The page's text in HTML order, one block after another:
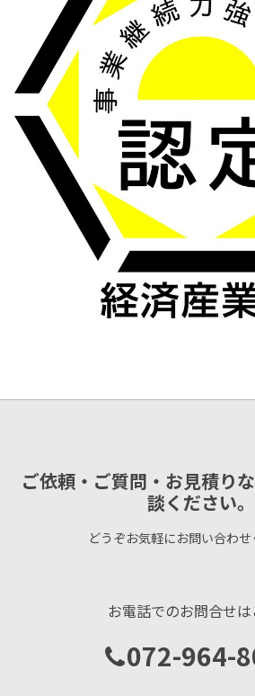
ご依頼・ご質問・お見積り
談ください。
どうぞお気軽にお問い合わせ
お電話でのお問合せは
072-964-